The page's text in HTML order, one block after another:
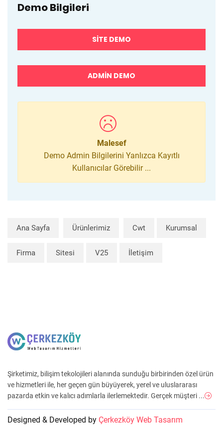
Demo Bilgileri
SITE DEMO
ADMIN DEMO
Malesef
Demo Admin Bilgilerini Yanlızca Kayıtlı
Kullanıcılar Görebilir ...
Ana Sayfa Ürünlerimiz Cwt Kurumsal
Firma Sitesi V25 İletişim
Şirketimiz, bilişim tekolojileri alanında sunduğu birbirinden özel ürün
ve hizmetleri ile, her geçen gün büyüyerek, yerel ve uluslararası
pazarda etkin ve kalıcı adımlarla ilerlemektedir. Gerçek müşteri ...
Designed & Developed by Çerkezköy Web Tasarım